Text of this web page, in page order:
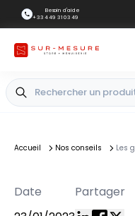
Besoin d'aide
+33 4 49 31 03 49
Accueil Nos conseils Les
Date
Partager